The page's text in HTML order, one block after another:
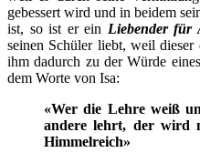
gebessert wird und in beidem
ist, so ist er ein Liebender für
seinen Schüler liebt, weil
ihm dadurch zu der Würde
dem Worte von Isa:
«Wer die Lehre weiß
andere lehrt, der wird
Himmelreich»